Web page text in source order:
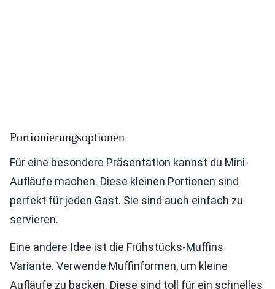
Portionierungsoptionen
Für eine besondere Präsentation kannst du Mini-
Aufläufe machen. Diese kleinen Portionen sind
perfekt für jeden Gast. Sie sind auch einfach zu
servieren.
Eine andere Idee ist die Frühstücks-Muffins
Variante. Verwende Muffinformen, um kleine
Aufläufe zu backen. Diese sind toll für ein schnelles